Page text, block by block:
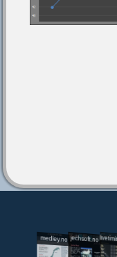
medley.no jechsoft.no